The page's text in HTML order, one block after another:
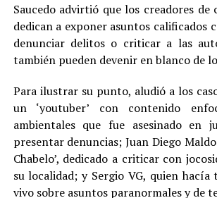
Saucedo advirtió que los creadores de
dedican a exponer asuntos calificados
denunciar delitos o criticar a las
también pueden devenir en blanco de
Para ilustrar su punto, aludió a los
un ‘youtuber’ con contenido
ambientales que fue asesinado en
presentar denuncias; Juan Diego
Chabelo’, dedicado a criticar con
su localidad; y Sergio VG, quien hacía
vivo sobre asuntos paranormales y de